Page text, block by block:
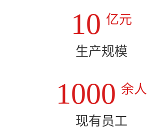
10 亿元
生产规模
1000 余人
现有员工